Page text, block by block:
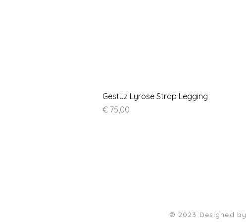
Gestuz Lyrose Strap Legging
Prijs
€ 75,00
© 2023 Designed by